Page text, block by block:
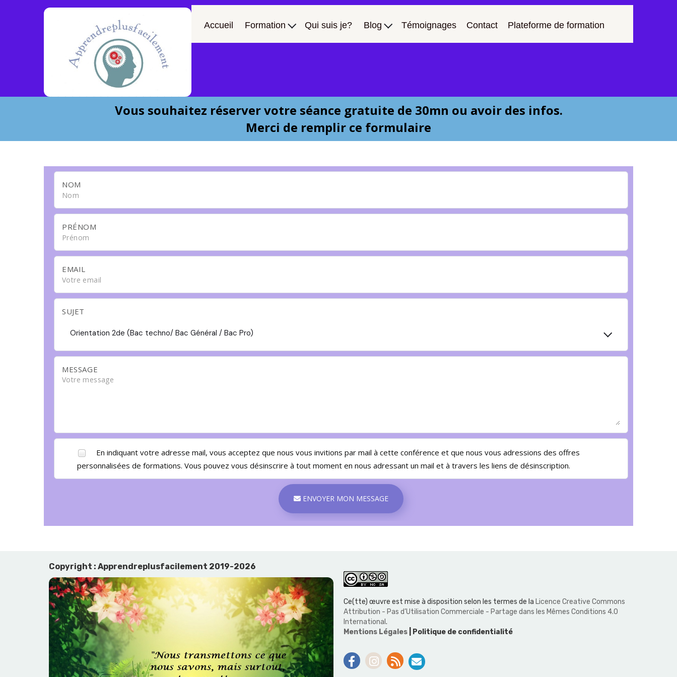
Accueil Formation Qui suis je? Blog Témoignages Contact Plateforme de formation
Vous souhaitez réserver votre séance gratuite de 30mn ou avoir des infos.
Merci de remplir ce formulaire
NOM
PRÉNOM
EMAIL
SUJET
Orientation 2de (Bac techno/ Bac Général / Bac Pro)
MESSAGE
En indiquant votre adresse mail, vous acceptez que nous vous invitions par mail à cette conférence et que nous vous adressions des offres
personnalisées de formations. Vous pouvez vous désinscrire à tout moment en nous adressant un mail et à travers les liens de désinscription.
ENVOYER MON MESSAGE
Copyright : Apprendreplusfacilement 2019-2026
Ce(tte) œuvre est mise à disposition selon les termes de la Licence Creative Commons
Attribution - Pas d’Utilisation Commerciale - Partage dans les Mêmes Conditions 4.0
International .
Mentions Légales
| Politique de confidentialité